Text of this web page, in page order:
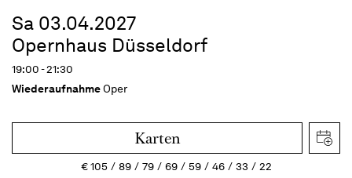
Sa 03.04.2027
Opernhaus Düsseldorf
19:00 - 21:30
WiederaufnahmeOper
Karten
€105 89 79 69 59 46 33
22